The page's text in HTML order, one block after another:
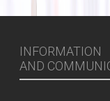
INFORMATION
AND